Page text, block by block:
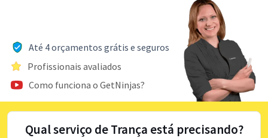
Até 4 orçamentos grátis e seguros
Profissionais avaliados
Como funciona o GetNinjas?
Qual serviço de Trança está precisando?